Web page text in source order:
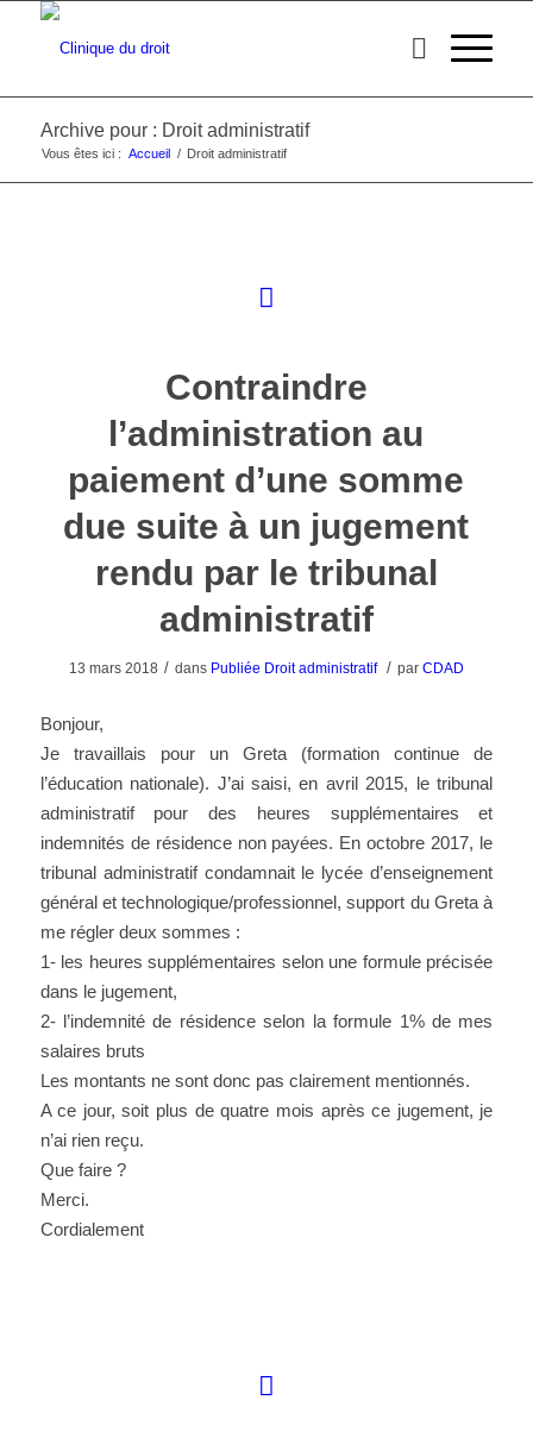
Archive pour : Droit administratif
Vous êtes ici : Accueil / Droit administratif
Contraindre
l’administration au
paiement d’une somme
due suite à un jugement
rendu par le tribunal
administratif
13 mars 2018 / dans Publiée Droit administratif / par CDAD
Bonjour,
Je travaillais pour un Greta (formation continue de
l’éducation nationale). J’ai saisi, en avril 2015, le tribunal
administratif pour des heures supplémentaires et
indemnités de résidence non payées. En octobre 2017, le
tribunal administratif condamnait le lycée d’enseignement
général et technologique/professionnel, support du Greta à
me régler deux sommes :
1- les heures supplémentaires selon une formule précisée
dans le jugement,
2- l’indemnité de résidence selon la formule 1% de mes
salaires bruts
Les montants ne sont donc pas clairement mentionnés.
A ce jour, soit plus de quatre mois après ce jugement, je
n’ai rien reçu.
Que faire ?
Merci.
Cordialement